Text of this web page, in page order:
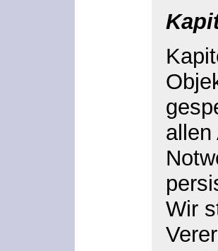
allen
Wir